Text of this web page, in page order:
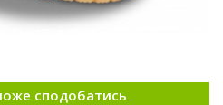
сподобатись